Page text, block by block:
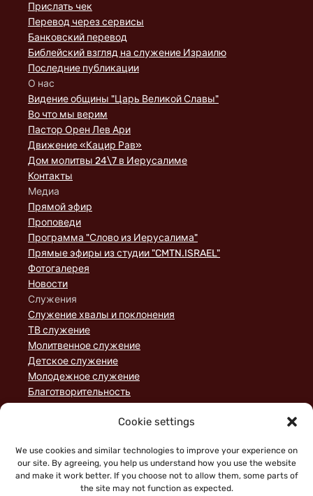
Cookie settings
We use cookies and similar technologies to improve your experience on
our site. By agreeing, you help us understand how you use the website
and make it work better. If you choose not to allow them, some parts of
the site may not function as expected.
Прислать чек
Перевод через сервисы
Банковский перевод
Библейский взгляд на служение Израилю
Последние публикации
О нас
Видение общины "Царь Великой Славы"
Во что мы верим
Пастор Орен Лев Ари
Движение «Кацир Рав»
Дом молитвы 24\7 в Иерусалиме
Контакты
Медиа
Прямой эфир
Проповеди
Программа "Слово из Иерусалима"
Прямые эфиры из студии "CMTN.ISRAEL"
Фотогалерея
Новости
Служения
Служение хвалы и поклонения
ТВ служение
Молитвенное служение
Детское служение
Молодежное служение
Благотворительность
Служение порядка
Статьи